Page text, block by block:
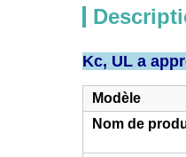
Kc, UL a
Modèle
Nom de